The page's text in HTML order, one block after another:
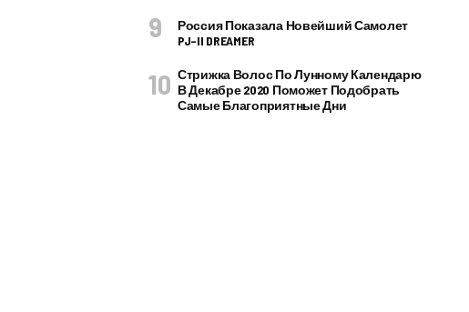
Россия Показала Новейший Самолет
PJ–II DREAMER
Стрижка Волос По Лунному Календарю
В Декабре 2020 Поможет Подобрать
Самые Благоприятные Дни